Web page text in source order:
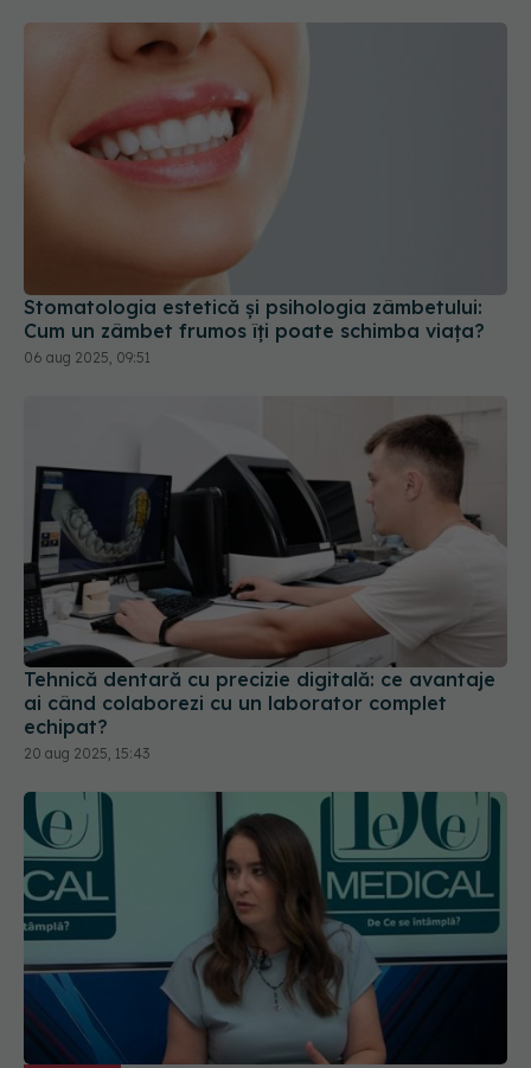
Stomatologia estetică și psihologia zâmbetului:
Cum un zâmbet frumos îți poate schimba viața?
06 aug 2025, 09:51
Tehnică dentară cu precizie digitală: ce avantaje
ai când colaborezi cu un laborator complet
echipat?
20 aug 2025, 15:43